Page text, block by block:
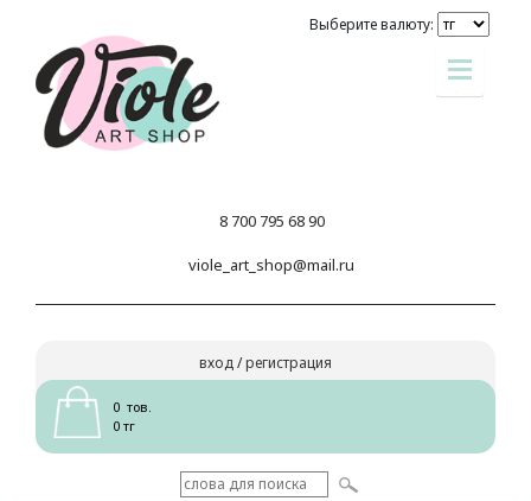
Выберите валюту:
8 700 795 68 90
viole_art_shop@mail.ru
вход/регистрация
0 тов.
0 тг